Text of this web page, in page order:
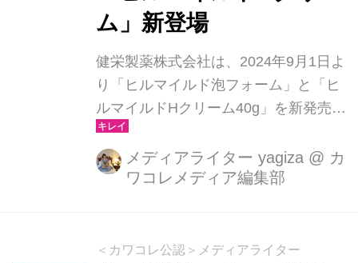
ム」新登場
健栄製薬株式会社は、2024年9月1日よ
り「ヒルマイルド泡フォーム」と「ヒ
ルマイルドHクリーム40g」を新発売。
これにより、ヒルマイルドシリーズは
全10アイテムとなり、多様な使い分け
が可能になりました。
メディアライター yagiza @ カ
ワコレメディア編集部
＜カワコレ公認＞メディアライター